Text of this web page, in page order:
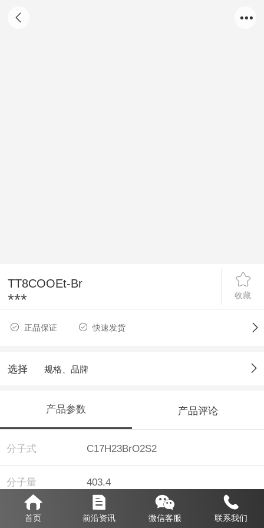
TT8COOEt-Br
收藏
***
正品保证 快速发货
选择 规格、品牌
产品参数 产品评论
分子式 C17H23BrO2S2
分子量 403.4
纯度 98%
首页 前沿资讯 微信客服 联系我们